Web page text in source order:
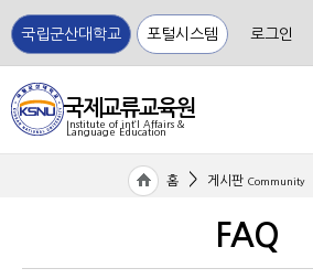
국립군산대학교 포털시스템 로그인
국제교류교육원
Institute of int‘l Affairs &
Language Education
홈 > 게시판 Community
FAQ